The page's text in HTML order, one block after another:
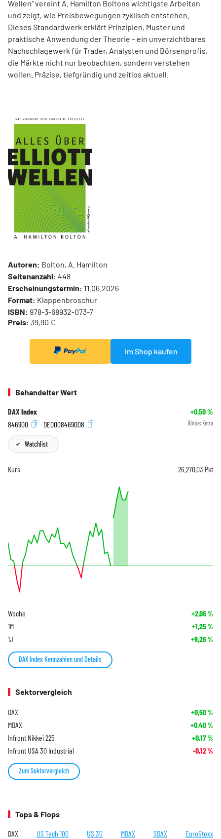
Wellen“ vereint A. Hamilton Boltons wichtigste Arbeiten
und zeigt, wie Preisbewegungen zyklisch entstehen.
Dieses Standardwerk erklärt Prinzipien, Muster und
praktische Anwendung der Theorie – ein unverzichtbares
Nachschlagewerk für Trader, Analysten und Börsenprofis,
die Märkte nicht nur beobachten, sondern verstehen
wollen. Präzise, tiefgründig und zeitlos aktuell.
Autoren: Bolton, A. Hamilton
Seitenanzahl: 448
Erscheinungstermin: 11.06.2026
Format: Klappenbroschur
ISBN: 978-3-68932-073-7
Preis: 39,90 €
Im Shop kaufen
Behandelter Wert
DAX Index +0,50%
846900
DE0008469008 Börse: Xetra
Watchlist
Kurs 26.270,03 Pkt
Woche +2,06%
1M +1,25%
1J +9,26%
DAX Index Kennzahlen und Details
Sektorvergleich
DAX +0,50%
MDAX +0,40%
Infront Nikkei 225 +0,17%
Infront USA 30 Industrial -0,12%
Zum Sektorvergleich
Tops & Flops
DAX US Tech 100 US 30 MDAX SDAX EuroStoxx